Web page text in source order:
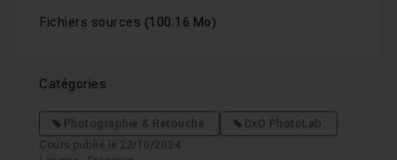
Fichiers sources (100.16 Mo)
Catégories
Photographie & Retouche
DxO PhotoLab
Cours publié le 22/10/2024